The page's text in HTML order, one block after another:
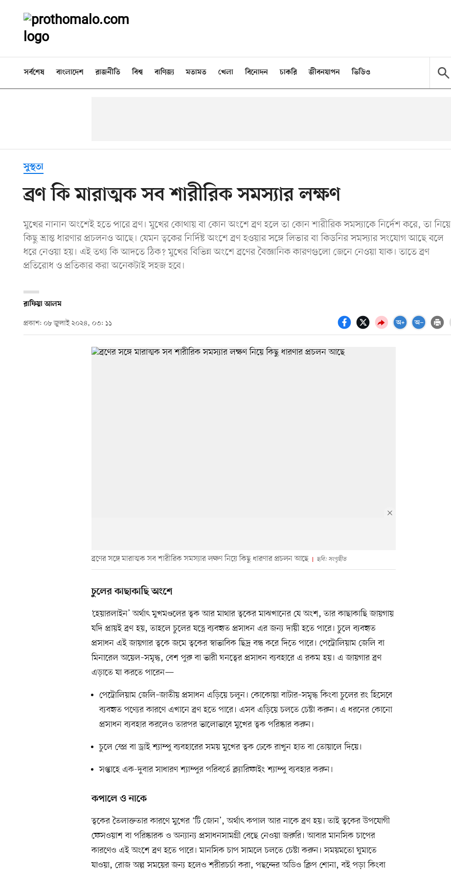
সর্বশেষ বাংলাদেশ রাজনীতি বিশ্ব বাণিজ্য মতামত খেলা বিনোদন চাকরি জীবনযাপন ভিডিও
সুস্থতা
ব্রণ কি মারাত্মক সব শারীরিক সমস্যার লক্ষণ
মুখের নানান অংশেই হতে পারে ব্রণ। মুখের কোথায় বা কোন অংশে ব্রণ হলে তা কোন শারীরিক সমস্যাকে নির্দেশ করে, তা নিয়ে
কিছু ভ্রান্ত ধারণার প্রচলনও আছে। যেমন ত্বকের নির্দিষ্ট অংশে ব্রণ হওয়ার সঙ্গে লিভার বা কিডনির সমস্যার সংযোগ আছে বলে
ধরে নেওয়া হয়। এই তথ্য কি আদতে ঠিক? মুখের বিভিন্ন অংশে ব্রণের বৈজ্ঞানিক কারণগুলো জেনে নেওয়া যাক। তাতে ব্রণ
প্রতিরোধ ও প্রতিকার করা অনেকটাই সহজ হবে।
রাফিয়া আলম
প্রকাশ: ০৮ জুলাই ২০২৪, ০৩: ১১
ব্রণের সঙ্গে মারাত্মক সব শারীরিক সমস্যার লক্ষণ নিয়ে কিছু ধারণার প্রচলন আছে ছবি: সংগৃহীত
চুলের কাছাকাছি অংশে
‘হেয়ারলাইন’ অর্থাৎ মুখমণ্ডলের ত্বক আর মাথার ত্বকের মাঝখানের যে অংশ, তার কাছাকাছি জায়গায়
যদি প্রায়ই ব্রণ হয়, তাহলে চুলের যত্নে ব্যবহৃত প্রসাধন এর জন্য দায়ী হতে পারে। চুলে ব্যবহৃত
প্রসাধন এই জায়গার ত্বকে জমে ত্বকের স্বাভাবিক ছিদ্র বন্ধ করে দিতে পারে। পেট্রোলিয়াম জেলি বা
মিনারেল অয়েল–সমৃদ্ধ, বেশ পুরু বা ভারী ঘনত্বের প্রসাধন ব্যবহারে এ রকম হয়। এ জায়গার ব্রণ
এড়াতে যা করতে পারেন—
পেট্রোলিয়াম জেলি–জাতীয় প্রসাধন এড়িয়ে চলুন। কোকোয়া বাটার–সমৃদ্ধ কিংবা চুলের রং হিসেবে
ব্যবহৃত পণ্যের কারণে এখানে ব্রণ হতে পারে। এসব এড়িয়ে চলতে চেষ্টা করুন। এ ধরনের কোনো
প্রসাধন ব্যবহার করলেও তারপর ভালোভাবে মুখের ত্বক পরিষ্কার করুন।
চুলে স্প্রে বা ড্রাই শ্যাম্পু ব্যবহারের সময় মুখের ত্বক ঢেকে রাখুন হাত বা তোয়ালে দিয়ে।
সপ্তাহে এক-দুবার সাধারণ শ্যাম্পুর পরিবর্তে ক্ল্যারিফাইং শ্যাম্পু ব্যবহার করুন।
কপালে ও নাকে
ত্বকের তৈলাক্ততার কারণে মুখের ‘টি জোন’, অর্থাৎ কপাল আর নাকে ব্রণ হয়। তাই ত্বকের উপযোগী
ফেসওয়াশ বা পরিষ্কারক ও অন্যান্য প্রসাধনসামগ্রী বেছে নেওয়া জরুরি। আবার মানসিক চাপের
কারণেও এই অংশে ব্রণ হতে পারে। মানসিক চাপ সামলে চলতে চেষ্টা করুন। সময়মতো ঘুমাতে
যাওয়া, রোজ অল্প সময়ের জন্য হলেও শরীরচর্চা করা, পছন্দের অডিও ক্লিপ শোনা, বই পড়া কিংবা